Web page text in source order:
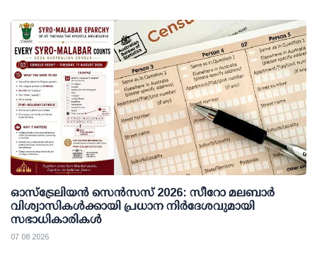
ഓസ്ട്രേലിയൻ സെൻസസ് 2026: സീറോ മലബാർ
വിശ്വാസികൾക്കായി പ്രധാന നിർദേശവുമായി
സഭാധികാരികൾ
07 08 2026